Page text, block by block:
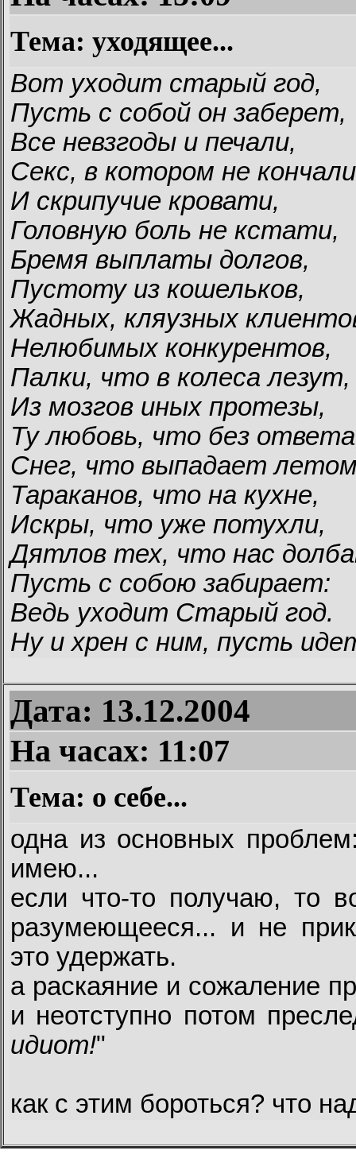
Тема: уходящее...
Вот уходит старый год,
Пусть с собой он заберет,
Все невзгоды и печали,
Секс, в котором не
И скрипучие кровати,
Головную боль не кстати,
Бремя выплаты долгов,
Пустоту из кошельков,
Жадных, кляузных
Нелюбимых конкурентов,
Палки, что в колеса лезут,
Из мозгов иных протезы,
Ту любовь, что без
Снег, что выпадает
Тараканов, что на кухне,
Искры, что уже потухли,
Дятлов тех, что нас
Пусть с собою забирает:
Ведь уходит Старый год.
Ну и хрен с ним, пусть
Дата: 13.12.2004
На часах: 11:07
Тема: о себе...
одна из основных
имею...
если что-то получаю, то
разумеющееся... и не
это удержать.
а раскаяние и сожаление
и неотступно потом
идиот!"
как с этим бороться? что